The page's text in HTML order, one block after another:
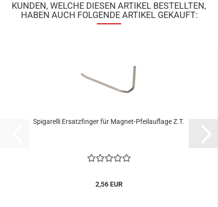
KUNDEN, WELCHE DIESEN ARTIKEL BESTELLTEN,
HABEN AUCH FOLGENDE ARTIKEL GEKAUFT:
Spigarelli Ersatzfinger für Magnet-Pfeilauflage Z.T.
2,56 EUR